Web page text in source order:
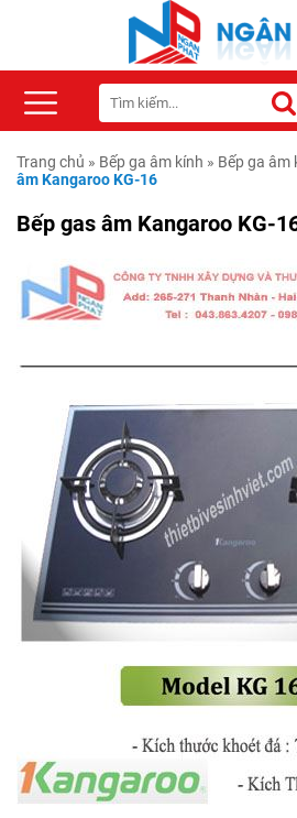
Trang chủ » Bếp ga âm kính » Bếp ga âm
âm Kangaroo KG-16
Bếp gas âm Kangaroo KG-